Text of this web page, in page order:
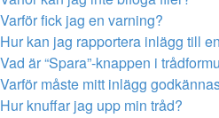
Varför fick jag en varning?
Hur kan jag rapportera inlägg till
Vad är “Spara”-knappen i
Varför måste mitt inlägg
Hur knuffar jag upp min tråd?